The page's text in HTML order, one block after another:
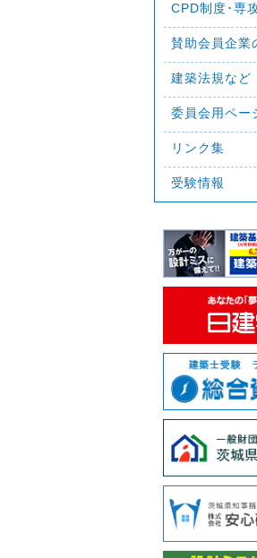
CPD制度･専
賛助会員企業
建築法規など
委員会用ペー
リンク集
受験情報